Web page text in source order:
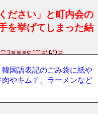
ださい」と町内会の
を挙げてしまった結
国語表記のごみ袋に紙や
やキムチ、ラーメンなど